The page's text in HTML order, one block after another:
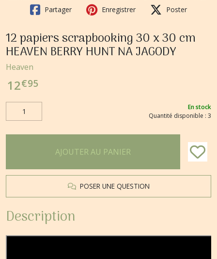
Partager Enregistrer Poster
12 papiers scrapbooking 30 x 30 cm
HEAVEN BERRY HUNT NA JAGODY
Heaven
12€95
En stock
Quantité disponible : 3
AJOUTER AU PANIER
POSER UNE QUESTION
Description